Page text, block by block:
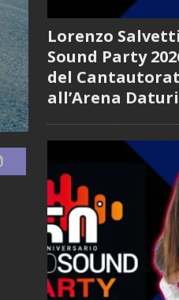
Lorenzo
Sound Party
del
all’Arena